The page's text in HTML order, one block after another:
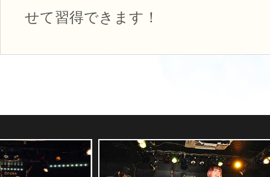
せて習得できます！